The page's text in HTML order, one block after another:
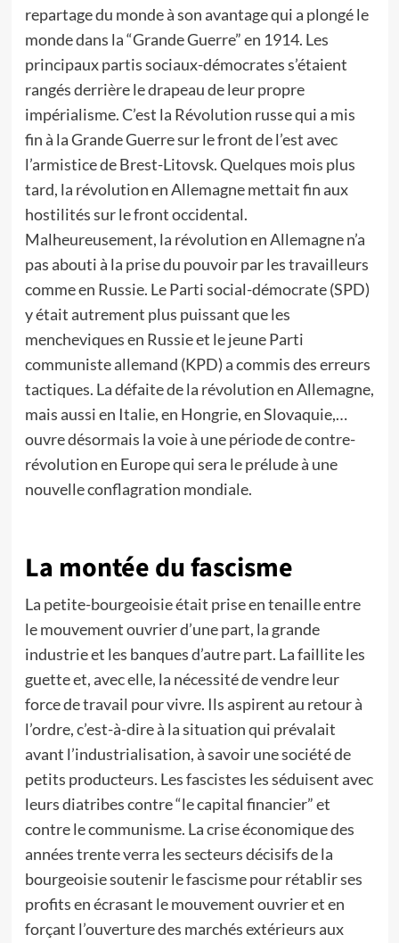
repartage du monde à son avantage qui a plongé le
monde dans la “Grande Guerre” en 1914. Les
principaux partis sociaux-démocrates s’étaient
rangés derrière le drapeau de leur propre
impérialisme. C’est la Révolution russe qui a mis
fin à la Grande Guerre sur le front de l’est avec
l’armistice de Brest-Litovsk. Quelques mois plus
tard, la révolution en Allemagne mettait fin aux
hostilités sur le front occidental.
Malheureusement, la révolution en Allemagne n’a
pas abouti à la prise du pouvoir par les travailleurs
comme en Russie. Le Parti social-démocrate (SPD)
y était autrement plus puissant que les
mencheviques en Russie et le jeune Parti
communiste allemand (KPD) a commis des erreurs
tactiques. La défaite de la révolution en Allemagne,
mais aussi en Italie, en Hongrie, en Slovaquie,…
ouvre désormais la voie à une période de contre-
révolution en Europe qui sera le prélude à une
nouvelle conflagration mondiale.
La montée du fascisme
La petite-bourgeoisie était prise en tenaille entre
le mouvement ouvrier d’une part, la grande
industrie et les banques d’autre part. La faillite les
guette et, avec elle, la nécessité de vendre leur
force de travail pour vivre. Ils aspirent au retour à
l’ordre, c’est-à-dire à la situation qui prévalait
avant l’industrialisation, à savoir une société de
petits producteurs. Les fascistes les séduisent avec
leurs diatribes contre “le capital financier” et
contre le communisme. La crise économique des
années trente verra les secteurs décisifs de la
bourgeoisie soutenir le fascisme pour rétablir ses
profits en écrasant le mouvement ouvrier et en
forçant l’ouverture des marchés extérieurs aux